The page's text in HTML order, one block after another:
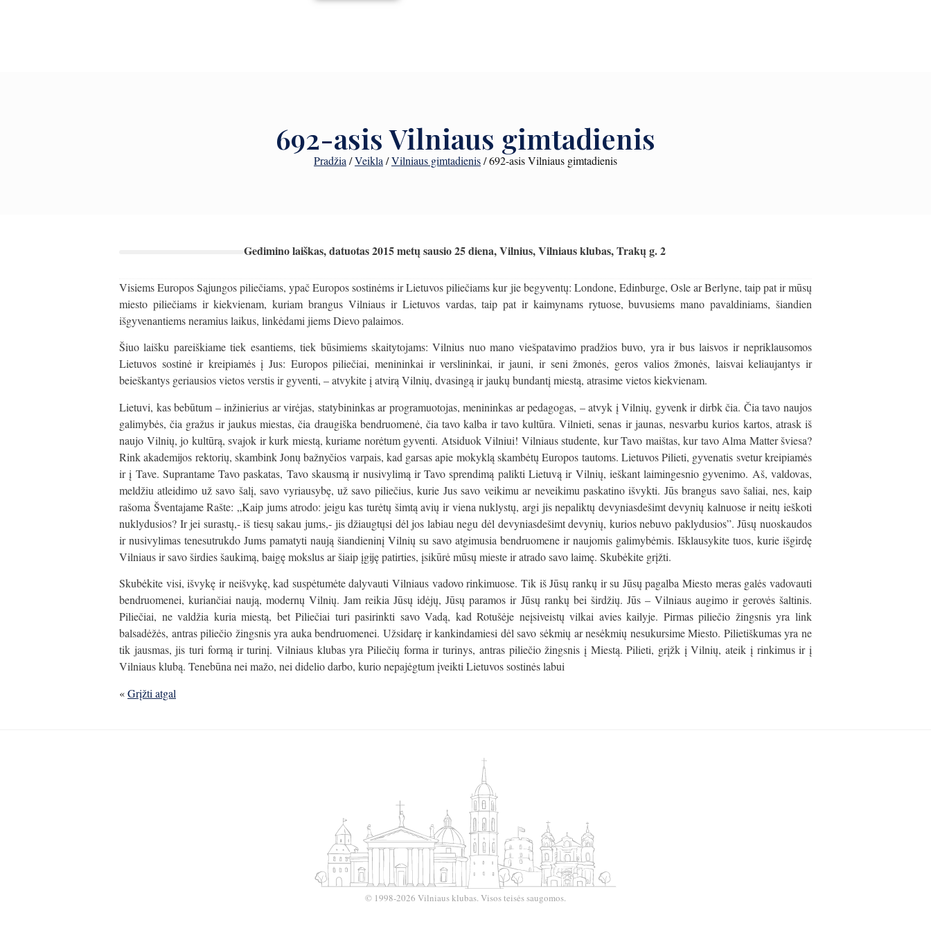
692-asis Vilniaus gimtadienis
Pradžia /Veikla /Vilniaus gimtadienis/692-asis Vilniaus gimtadienis
Gedimino laiškas, datuotas 2015 metų sausio 25 diena, Vilnius, Vilniaus klubas, Trakų g. 2
Visiems Europos Sąjungos piliečiams, ypač Europos sostinėms ir Lietuvos piliečiams kur jie begyventų: Londone, Edinburge, Osle ar Berlyne, taip pat ir mūsų
miesto piliečiams ir kiekvienam, kuriam brangus Vilniaus ir Lietuvos vardas, taip pat ir kaimynams rytuose, buvusiems mano pavaldiniams, šiandien
išgyvenantiems neramius laikus, linkėdami jiems Dievo palaimos.
Šiuo laišku pareiškiame tiek esantiems, tiek būsimiems skaitytojams: Vilnius nuo mano viešpatavimo pradžios buvo, yra ir bus laisvos ir nepriklausomos
Lietuvos sostinė ir kreipiamės į Jus: Europos piliečiai, menininkai ir verslininkai, ir jauni, ir seni žmonės, geros valios žmonės, laisvai keliaujantys ir
beieškantys geriausios vietos verstis ir gyventi, – atvykite į atvirą Vilnių, dvasingą ir jaukų bundantį miestą, atrasime vietos kiekvienam.
Lietuvi, kas bebūtum – inžinierius ar virėjas, statybininkas ar programuotojas, menininkas ar pedagogas, – atvyk į Vilnių, gyvenk ir dirbk čia. Čia tavo naujos
galimybės, čia gražus ir jaukus miestas, čia draugiška bendruomenė, čia tavo kalba ir tavo kultūra. Vilnieti, senas ir jaunas, nesvarbu kurios kartos, atrask iš
naujo Vilnių, jo kultūrą, svajok ir kurk miestą, kuriame norėtum gyventi. Atsiduok Vilniui! Vilniaus studente, kur Tavo maištas, kur tavo Alma Matter šviesa?
Rink akademijos rektorių, skambink Jonų bažnyčios varpais, kad garsas apie mokyklą skambėtų Europos tautoms. Lietuvos Pilieti, gyvenatis svetur kreipiamės
ir į Tave. Suprantame Tavo paskatas, Tavo skausmą ir nusivylimą ir Tavo sprendimą palikti Lietuvą ir Vilnių, ieškant laimingesnio gyvenimo. Aš, valdovas,
meldžiu atleidimo už savo šalį, savo vyriausybę, už savo piliečius, kurie Jus savo veikimu ar neveikimu paskatino išvykti. Jūs brangus savo šaliai, nes, kaip
rašoma Šventajame Rašte: „Kaip jums atrodo: jeigu kas turėtų šimtą avių ir viena nuklystų, argi jis nepaliktų devyniasdešimt devynių kalnuose ir neitų ieškoti
nuklydusios? Ir jei surastų,- iš tiesų sakau jums,- jis džiaugtųsi dėl jos labiau negu dėl devyniasdešimt devynių, kurios nebuvo paklydusios”. Jūsų nuoskaudos
ir nusivylimas tenesutrukdo Jums pamatyti naują šiandieninį Vilnių su savo atgimusia bendruomene ir naujomis galimybėmis. Išklausykite tuos, kurie išgirdę
Vilniaus ir savo širdies šaukimą, baigę mokslus ar šiaip įgiję patirties, įsikūrė mūsų mieste ir atrado savo laimę. Skubėkite grįžti.
Skubėkite visi, išvykę ir neišvykę, kad suspėtumėte dalyvauti Vilniaus vadovo rinkimuose. Tik iš Jūsų rankų ir su Jūsų pagalba Miesto meras galės vadovauti
bendruomenei, kuriančiai naują, modernų Vilnių. Jam reikia Jūsų idėjų, Jūsų paramos ir Jūsų rankų bei širdžių. Jūs – Vilniaus augimo ir gerovės šaltinis.
Piliečiai, ne valdžia kuria miestą, bet Piliečiai turi pasirinkti savo Vadą, kad Rotušėje neįsiveistų vilkai avies kailyje. Pirmas piliečio žingsnis yra link
balsadėžės, antras piliečio žingsnis yra auka bendruomenei. Užsidarę ir kankindamiesi dėl savo sėkmių ar nesėkmių nesukursime Miesto. Pilietiškumas yra ne
tik jausmas, jis turi formą ir turinį. Vilniaus klubas yra Piliečių forma ir turinys, antras piliečio žingsnis į Miestą. Pilieti, grįžk į Vilnių, ateik į rinkimus ir į
Vilniaus klubą. Tenebūna nei mažo, nei didelio darbo, kurio nepajėgtum įveikti Lietuvos sostinės labui
«Grįžti atgal
© 1998-2026 Vilniaus klubas. Visos teisės saugomos.